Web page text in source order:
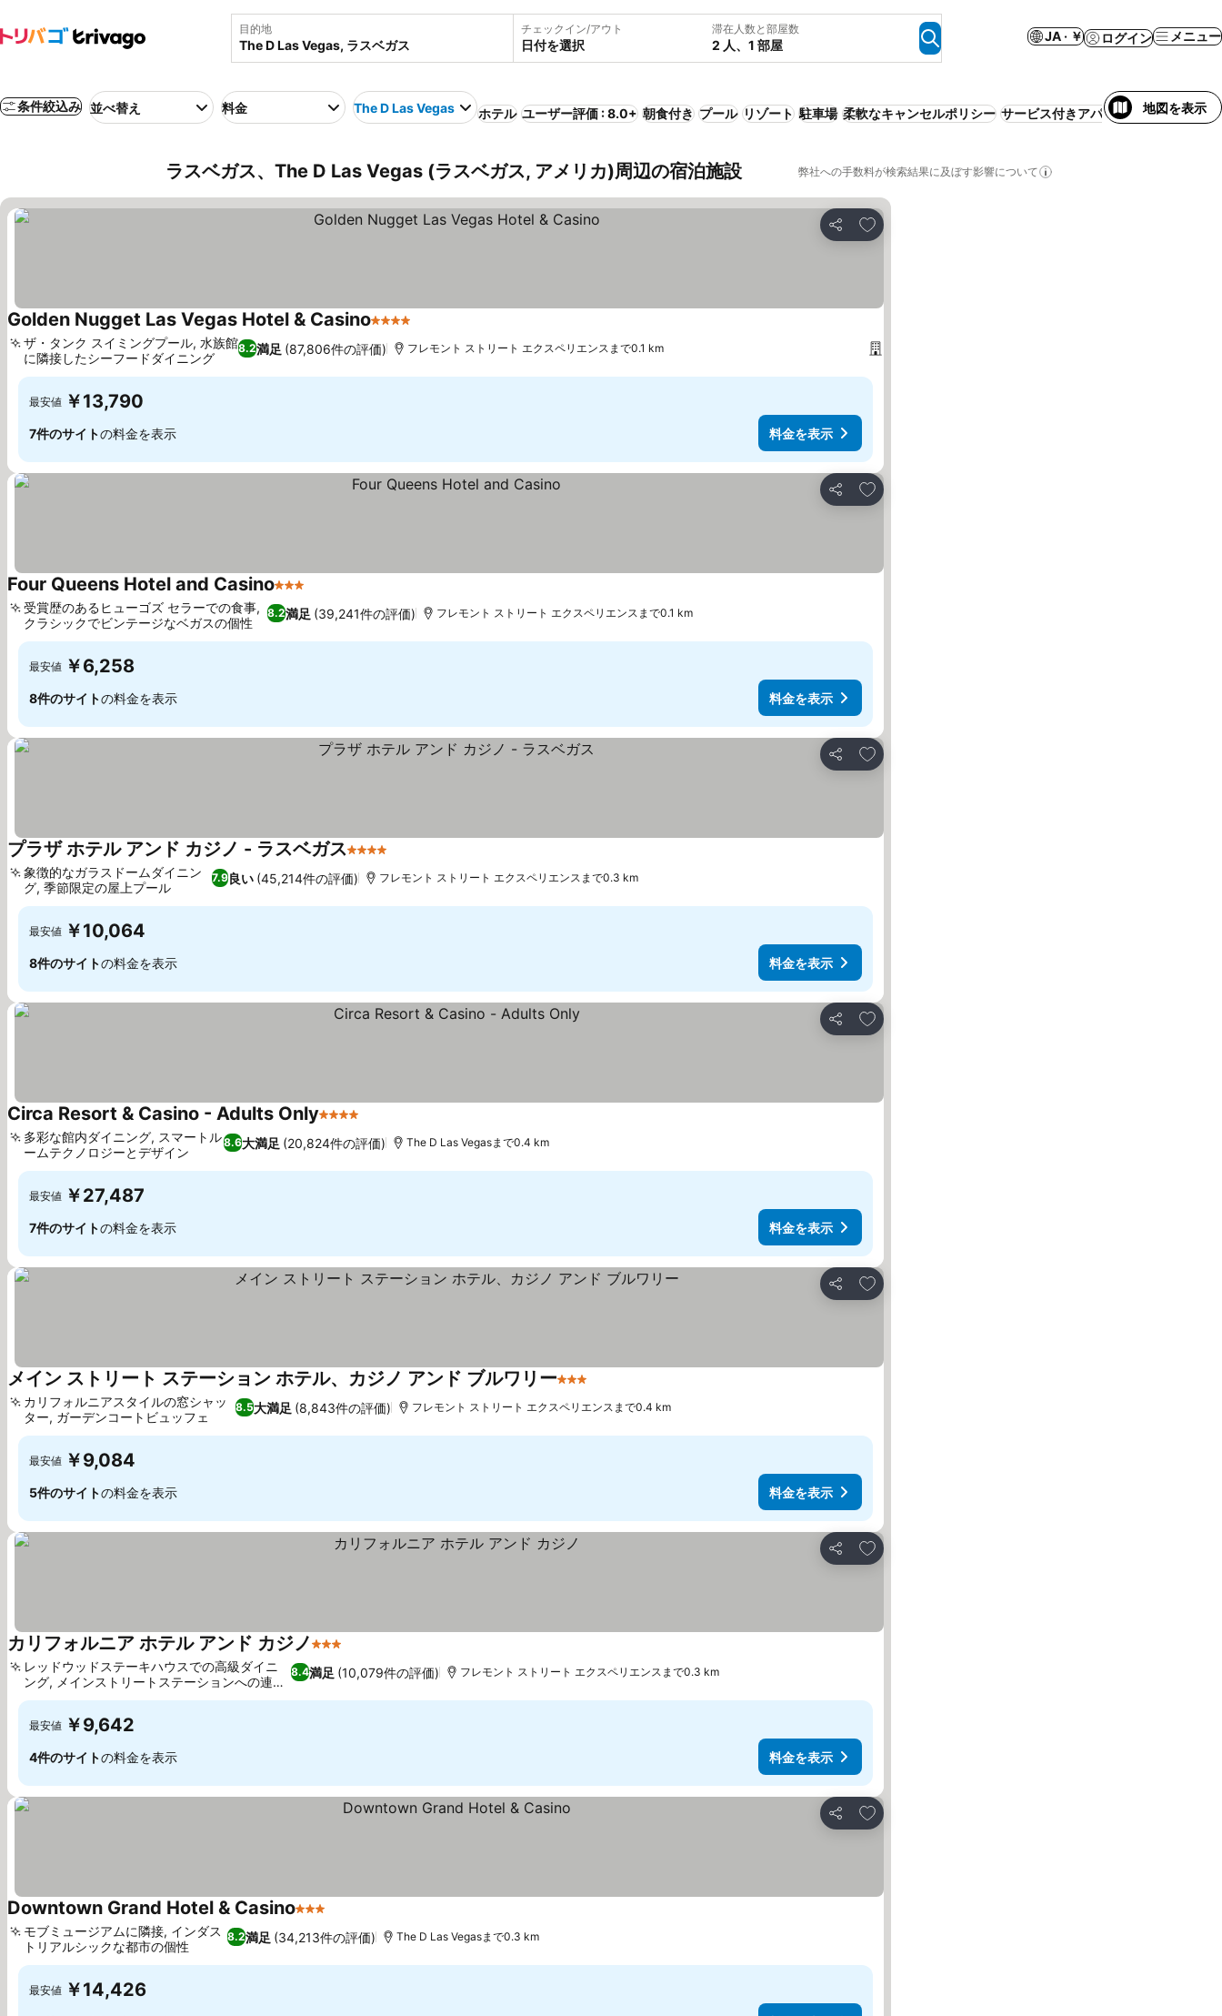
目的地 チェックイン/アウト
日付を選択
滞在人数と部屋数
2 人、1 部屋
JA · ￥ ログイン メニュー
条件絞込み 並べ替え 料金 The D Las Vegas ホテル ユーザー評価 : 8.0+ 朝食付き プール リゾート 駐車場 柔軟なキャンセルポリシー サービス付きアパートメント エアコン
地図を表示
ラスベガス、The D Las Vegas (ラスベガス, アメリカ)周辺の宿泊施設 弊社への手数料が検索結果に及ぼす影響について
シェア
お気に入りに追加
Golden Nugget Las Vegas Hotel & Casino4 ホテルのランク
8.2満足 (87,806件の評価)
ザ・タンク スイミングプール, 水族館
に隣接したシーフードダイニング
フレモント ストリート エクスペリエンスまで0.1 km
最安値 ￥13,790
7件のサイトの料金を表示 料金を表示
シェア
お気に入りに追加
Four Queens Hotel and Casino3 ホテルのランク
8.2満足 (39,241件の評価)
受賞歴のあるヒューゴズ セラーでの食事,
クラシックでビンテージなベガスの個性
フレモント ストリート エクスペリエンスまで0.1 km
最安値 ￥6,258
8件のサイトの料金を表示 料金を表示
シェア
お気に入りに追加
プラザ ホテル アンド カジノ - ラスベガス4 ホテルのランク
7.9良い (45,214件の評価)
象徴的なガラスドームダイニン
グ, 季節限定の屋上プール
フレモント ストリート エクスペリエンスまで0.3 km
最安値 ￥10,064
8件のサイトの料金を表示 料金を表示
シェア
お気に入りに追加
Circa Resort & Casino - Adults Only4 ホテルのランク
8.6大満足 (20,824件の評価)
多彩な館内ダイニング, スマートル
ームテクノロジーとデザイン
The D Las Vegasまで0.4 km
最安値 ￥27,487
7件のサイトの料金を表示 料金を表示
シェア
お気に入りに追加
メイン ストリート ステーション ホテル、カジノ アンド ブルワリー3 ホテルのランク
8.5大満足 (8,843件の評価)
カリフォルニアスタイルの窓シャッ
ター, ガーデンコートビュッフェ
フレモント ストリート エクスペリエンスまで0.4 km
最安値 ￥9,084
5件のサイトの料金を表示 料金を表示
シェア
お気に入りに追加
カリフォルニア ホテル アンド カジノ 3 ホテルのランク
8.4満足 (10,079件の評価)
レッドウッドステーキハウスでの高級ダイニ
ング, メインストリートステーションへの連絡
通路
フレモント ストリート エクスペリエンスまで0.3 km
最安値 ￥9,642
4件のサイトの料金を表示 料金を表示
シェア
お気に入りに追加
Downtown Grand Hotel & Casino3 ホテルのランク
8.2満足 (34,213件の評価)
モブミュージアムに隣接, インダス
トリアルシックな都市の個性
The D Las Vegasまで0.3 km
最安値 ￥14,426